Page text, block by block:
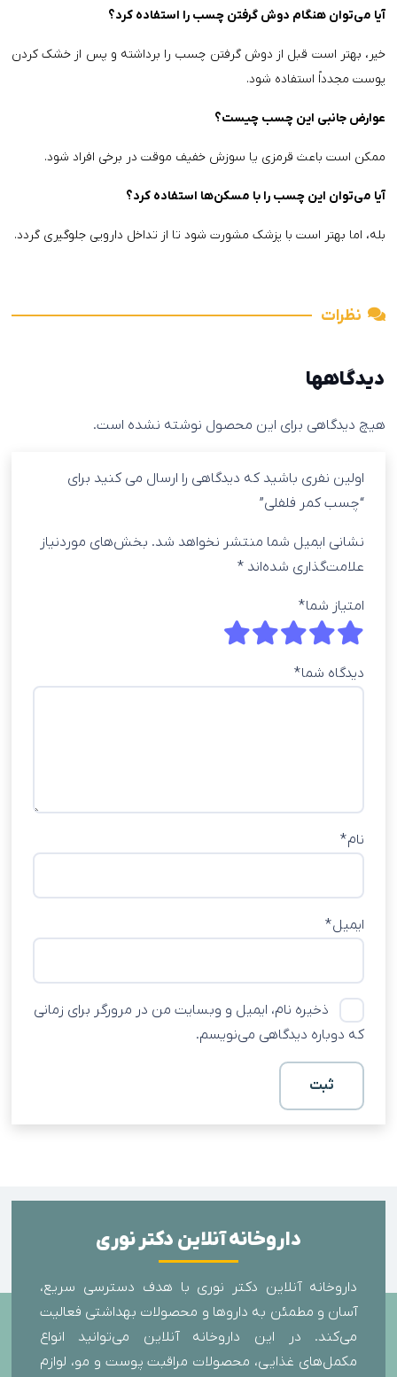
آیا می‌توان هنگام دوش گرفتن چسب را استفاده کرد؟
خیر، بهتر است قبل از دوش گرفتن چسب را برداشته و پس از خشک کردن
پوست مجدداً استفاده شود.
عوارض جانبی این چسب چیست؟
ممکن است باعث قرمزی یا سوزش خفیف موقت در برخی افراد شود.
آیا می‌توان این چسب را با مسکن‌ها استفاده کرد؟
بله، اما بهتر است با پزشک مشورت شود تا از تداخل دارویی جلوگیری گردد.
نظرات
دیدگاهها
هیچ دیدگاهی برای این محصول نوشته نشده است.
اولین نفری باشید که دیدگاهی را ارسال می کنید برای
“چسب کمر فلفلی”
نشانی ایمیل شما منتشر نخواهد شد. بخش‌های موردنیاز
علامت‌گذاری شده‌اند *
امتیاز شما*
دیدگاه شما*
نام*
ایمیل*
ذخیره نام، ایمیل و وبسایت من در مرورگر برای زمانی
که دوباره دیدگاهی می‌نویسم.
داروخانه آنلاین دکتر نوری
داروخانه آنلاین دکتر نوری با هدف دسترسی سریع،
آسان و مطمئن به داروها و محصولات بهداشتی فعالیت
می‌کند. در این داروخانه آنلاین می‌توانید انواع
مکمل‌های غذایی، محصولات مراقبت پوست و مو، لوازم